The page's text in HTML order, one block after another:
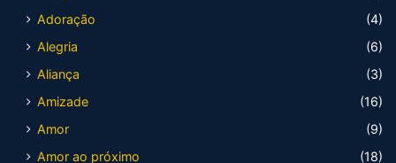
Adoração
(4)
Alegria
(6)
Aliança
(3)
Amizade
(16)
Amor
(9)
Amor ao próximo
(18)